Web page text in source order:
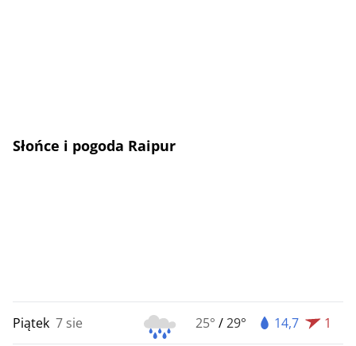
Słońce i pogoda Raipur
Piątek 7 sie 25° /29° 14,7 1